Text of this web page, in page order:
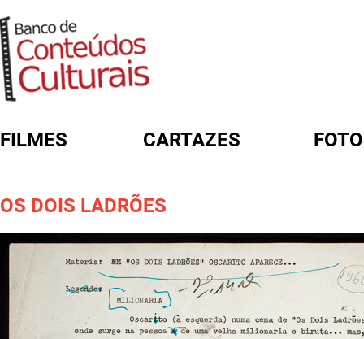
FILMES CARTAZES
OS DOIS LADRÕES
FORMULÁRIO DE BUSCA